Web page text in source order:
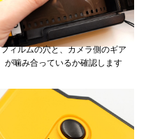
フィルムの穴と、カメラ側のギア
が噛み合っているか確認します